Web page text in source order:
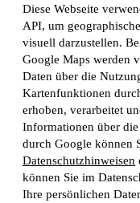
Diese Webseite
API, um
visuell darzustellen.
Google Maps werden
Daten über die
Kartenfunktionen
erhoben, verarbeitet
Informationen über
durch Google können
Datenschutzhinweisen
können Sie im
Ihre persönlichen